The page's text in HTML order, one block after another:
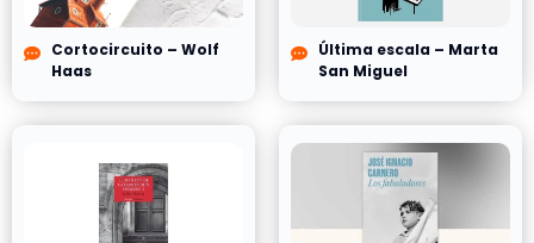
Cortocircuito – Wolf
Haas
Última escala – Marta
San Miguel